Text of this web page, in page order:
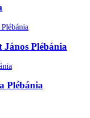
Plébánia
Plébánia